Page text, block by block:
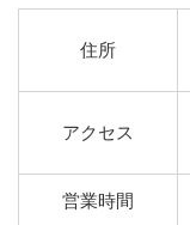
住所
アクセス
営業時間